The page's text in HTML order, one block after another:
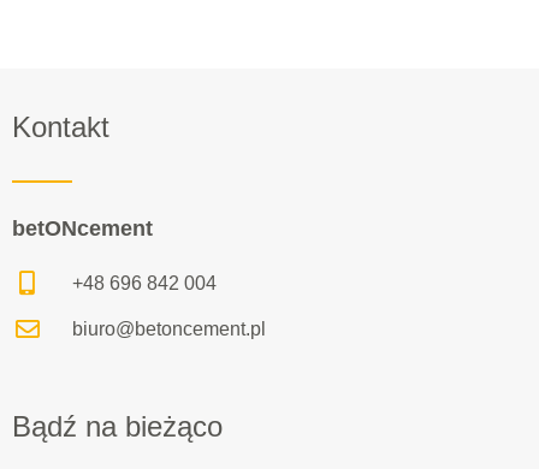
Kontakt
betONcement
+48 696 842 004
biuro@betoncement.pl
Bądź na bieżąco